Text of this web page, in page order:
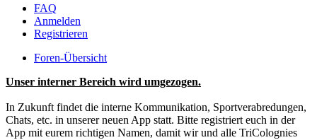
FAQ
Anmelden
Registrieren
Foren-Übersicht
Unser interner Bereich wird umgezogen.
In Zukunft findet die interne Kommunikation, Sportverabredungen,
Chats, etc. in unserer neuen App statt. Bitte registriert euch in der
App mit eurem richtigen Namen, damit wir und alle TriColognies